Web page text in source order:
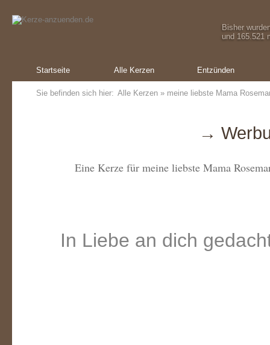
Bisher
und 165.521
Startseite Alle Kerzen Entzünden
Sie befinden sich hier: Alle Kerzen » meine liebste Mama
→
Eine Kerze für meine liebste Mama
In Liebe an dich